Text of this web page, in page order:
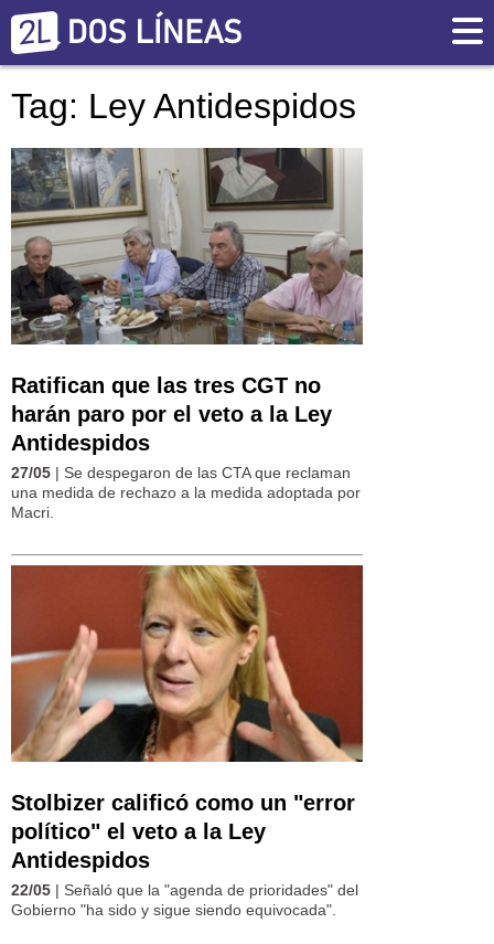
Tag: Ley Antidespidos
Ratifican que las tres CGT no
harán paro por el veto a la Ley
Antidespidos
27/05 | Se despegaron de las CTA que reclaman
una medida de rechazo a la medida adoptada por
Macri.
Stolbizer calificó como un "error
político" el veto a la Ley
Antidespidos
22/05 | Señaló que la "agenda de prioridades" del
Gobierno "ha sido y sigue siendo equivocada".